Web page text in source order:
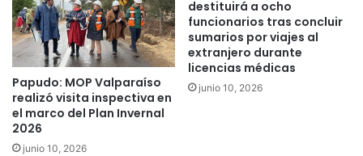
Los imputados, identificados con las iniciales M.A.L.D. (19) y
J.E.M.B.(22), fueron puestos a disposición de la justicia,
mientras que la PDI continúa realizando diligencias con el
objetivo de identificar y detener a los otros dos participantes del
hecho, así como establecer su eventual participación en otros
delitos de similares características registrados en la zona.
Papudo: MOP Valparaíso
realizó visita inspectiva en
el marco del Plan Invernal
2026
junio 10, 2026
destituirá a ocho
funcionarios tras concluir
sumarios por viajes al
extranjero durante
licencias médicas
junio 10, 2026